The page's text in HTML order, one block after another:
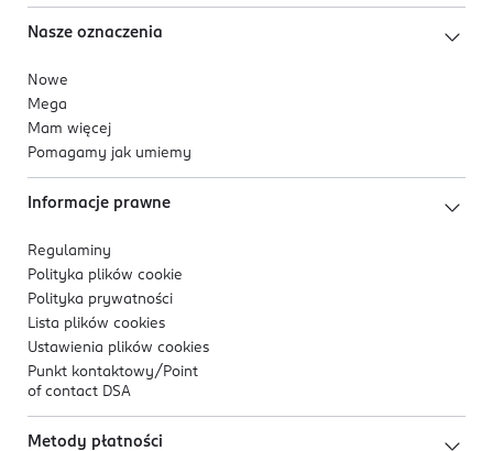
Nasze oznaczenia
Nowe
Mega
Mam więcej
Pomagamy jak umiemy
Informacje prawne
Regulaminy
Polityka plików cookie
Polityka prywatności
Lista plików cookies
Ustawienia plików cookies
Punkt kontaktowy/ Point
of contact DSA
Metody płatności